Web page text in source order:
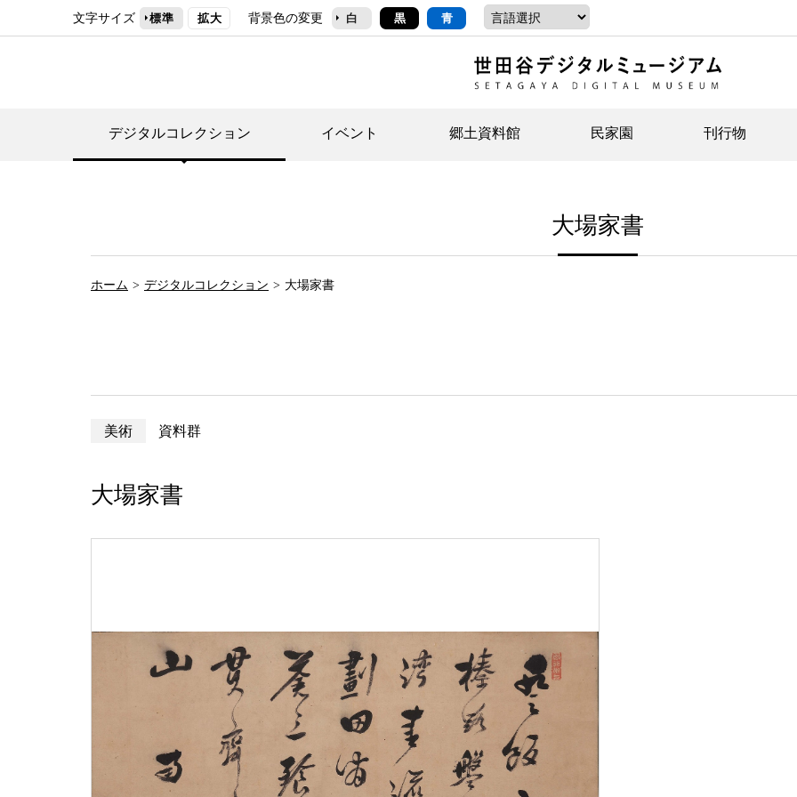
文字サイズ 標準 拡大 背景色の変更 白 黒 青
デジタルコレクション イベント 郷土資料館
イベント
常設展案内
民家園
イベント
団体利用について（社会科見学など）
刊行物
ジュニア講座
大場家書
ホーム デジタルコレクション 大場家書
美術 資料群
大場家書